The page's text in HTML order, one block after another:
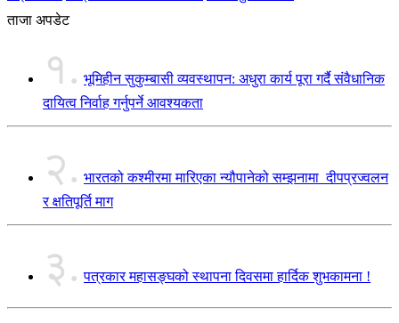
ताजा अपडेट
१. भूमिहीन सुकुम्बासी व्यवस्थापन: अधुरा कार्य पूरा गर्दै संवैधानिक
दायित्व निर्वाह गर्नुपर्ने आवश्यकता
२. भारतको कश्मीरमा मारिएका न्यौपानेको सम्झनामा दीपप्रज्वलन
र क्षतिपूर्ति माग
३. पत्रकार महासङ्घको स्थापना दिवसमा हार्दिक शुभकामना !